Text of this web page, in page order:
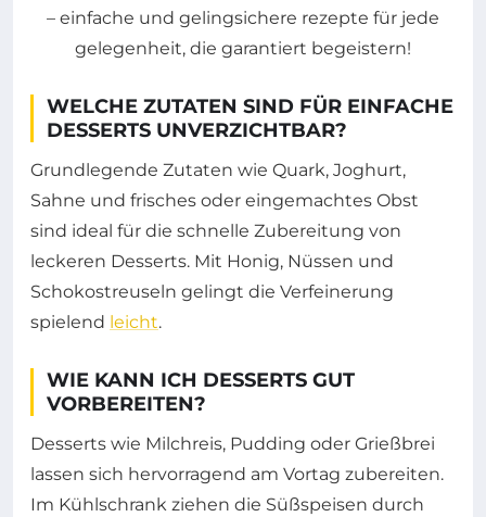
WELCHE ZUTATEN SIND FÜR EINFACHE
DESSERTS UNVERZICHTBAR?
Grundlegende Zutaten wie Quark, Joghurt,
Sahne und frisches oder eingemachtes Obst
sind ideal für die schnelle Zubereitung von
leckeren Desserts. Mit Honig, Nüssen und
Schokostreuseln gelingt die Verfeinerung
spielend leicht.
WIE KANN ICH DESSERTS GUT
VORBEREITEN?
Desserts wie Milchreis, Pudding oder Grießbrei
lassen sich hervorragend am Vortag zubereiten.
Im Kühlschrank ziehen die Süßspeisen durch